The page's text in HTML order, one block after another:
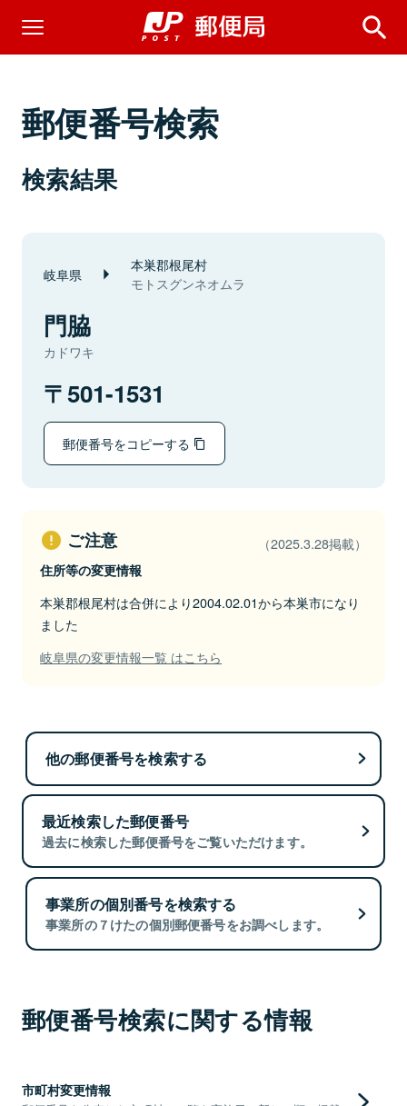
郵便番号検索
検索結果
岐阜県 本巣郡根尾村
モトスグンネオムラ
門脇
カドワキ
501-1531
郵便番号をコピーする
ご注意 （2025.3.28掲載）
住所等の変更情報
本巣郡根尾村は合併により2004.02.01から本巣市になり
ました
岐阜県の変更情報一覧 はこちら
他の郵便番号を検索する
最近検索した郵便番号
過去に検索した郵便番号をご覧いただけます。
事業所の個別番号を検索する
事業所の７けたの個別郵便番号をお調べします。
郵便番号検索に関する情報
市町村変更情報